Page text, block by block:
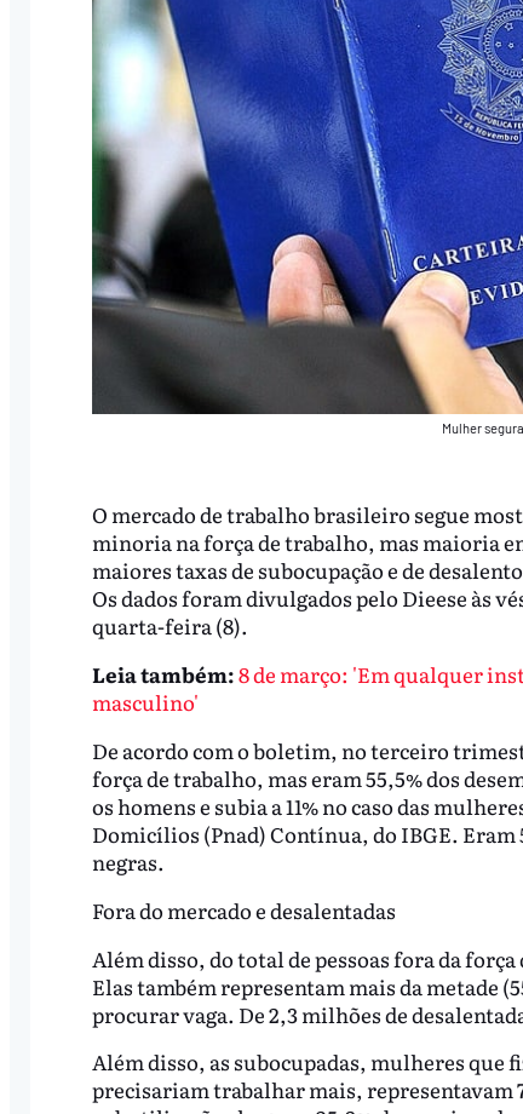
Mulher
O mercado de trabalho brasileiro segue
minoria na força de trabalho, mas maioria
maiores taxas de subocupação e de
Os dados foram divulgados pelo Dieese às
quarta-feira (8).
Leia também:8 de março: 'Em qualquer
masculino'
De acordo com o boletim, no terceiro
força de trabalho, mas eram 55,5% dos
os homens e subia a 11% no caso das
Domicílios (Pnad) Contínua, do IBGE. Eram
negras.
Fora do mercado e desalentadas
Além disso, do total de pessoas fora da
Elas também representam mais da metade
procurar vaga. De 2,3 milhões de
Além disso, as subocupadas, mulheres que
precisariam trabalhar mais, representavam